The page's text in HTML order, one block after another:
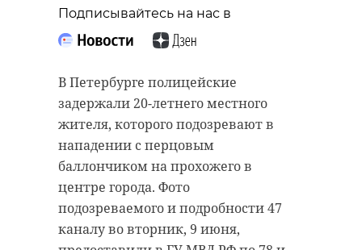
Подписывайтесь на нас в
В Петербурге полицейские
задержали 20-летнего местного
жителя, которого подозревают в
нападении с перцовым
баллончиком на прохожего в
центре города. Фото
подозреваемого и подробности 47
каналу во вторник, 9 июня,